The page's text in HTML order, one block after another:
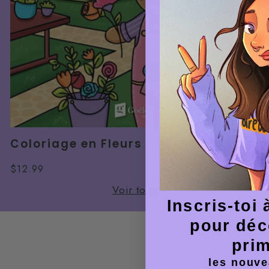
Coloriage en Fleurs
Prix
$12.99
Voir tous
Inscris-toi
pour
les